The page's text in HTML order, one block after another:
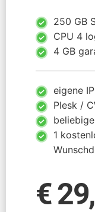
250 GB
CPU 4
4 GB
eigene IP
Plesk /
1
€